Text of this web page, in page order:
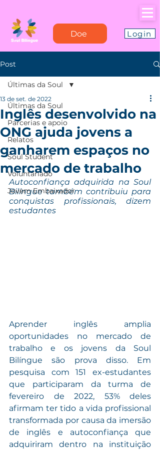
Login
Doe
Post
Últimas da Soul
Parcerias e apoio
Relatos
Soul Student
Voluntariado
Jovem Embaixador
Últimas da Soul
Inglês desenvolvido na
ONG ajuda jovens a
ganharem espaços no
mercado de trabalho
13 de set. de 2022
Autoconfiança adquirida na Soul
Bilíngue também contribuiu para
conquistas profissionais, dizem
estudantes
Aprender inglês amplia
oportunidades no mercado de
trabalho e os jovens da Soul
Bilíngue são prova disso. Em
pesquisa com 151 ex-estudantes
que participaram da turma de
fevereiro de 2022, 53% deles
afirmam ter tido a vida profissional
transformada por causa da imersão
de inglês e autoconfiança que
adquiriram dentro na instituição